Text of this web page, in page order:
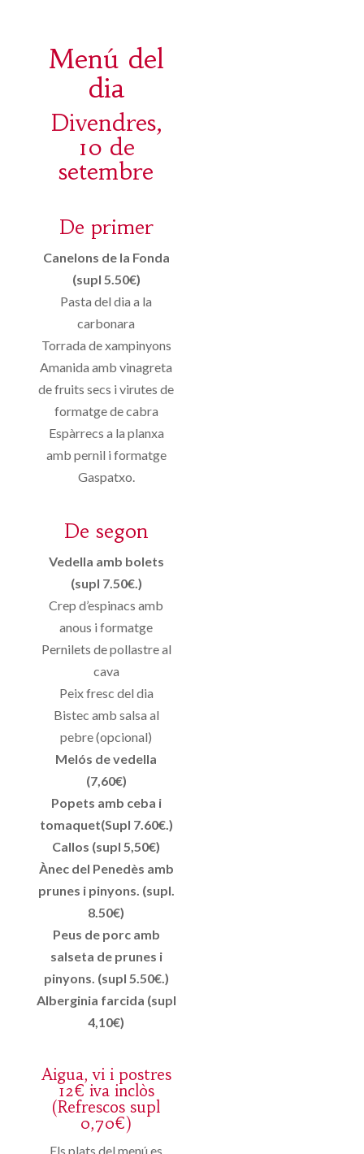
Menú del
dia
Divendres,
10 de
setembre
De primer
Canelons de la Fonda
(supl 5.50€)
Pasta del dia a la
carbonara
Torrada de xampinyons
Amanida amb vinagreta
de fruits secs i virutes de
formatge de cabra
Espàrrecs a la planxa
amb pernil i formatge
Gaspatxo.
De segon
Vedella amb bolets
(supl 7.50€.)
Crep d’espinacs amb
anous i formatge
Pernilets de pollastre al
cava
Peix fresc del dia
Bistec amb salsa al
pebre (opcional)
Melós de vedella
(7,60€)
Popets amb ceba i
tomaquet(Supl 7.60€.)
Callos (supl 5,50€)
Ànec del Penedès amb
prunes i pinyons. (supl.
8.50€)
Peus de porc amb
salseta de prunes i
pinyons. (supl 5.50€.)
Alberginia farcida (supl
4,10€)
Aigua, vi i postres
12€ iva inclòs
(Refrescos supl
0,70€)
Els plats del menú es